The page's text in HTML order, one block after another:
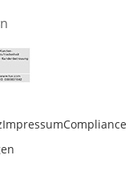
Fenster
neuem Fenster
ImpressumCompliance